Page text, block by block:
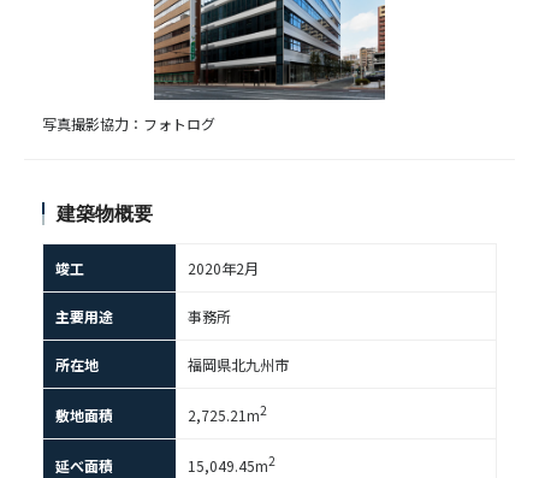
写真撮影協力：フォトログ
建築物概要
竣工 2020年2⽉
主要用途 事務所
所在地 福岡県北九州市
敷地面積 2,725.21m2
延べ面積 15,049.45m2